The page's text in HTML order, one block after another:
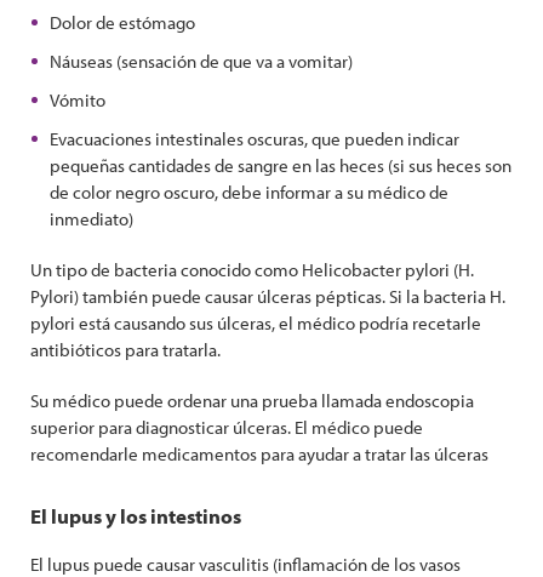
Dolor de estómago
Náuseas (sensación de que va a vomitar)
Vómito
Evacuaciones intestinales oscuras, que pueden indicar
pequeñas cantidades de sangre en las heces (si sus heces son
de color negro oscuro, debe informar a su médico de
inmediato)
Un tipo de bacteria conocido como Helicobacter pylori (H.
Pylori) también puede causar úlceras pépticas. Si la bacteria H.
pylori está causando sus úlceras, el médico podría recetarle
antibióticos para tratarla.
Su médico puede ordenar una prueba llamada endoscopia
superior para diagnosticar úlceras. El médico puede
recomendarle medicamentos para ayudar a tratar las úlceras
El lupus y los intestinos
El lupus puede causar vasculitis (inflamación de los vasos